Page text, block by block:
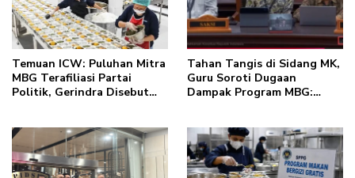
Temuan ICW: Puluhan Mitra
MBG Terafiliasi Partai
Politik, Gerindra Disebut
Tahan Tangis di Sidang MK,
Guru Soroti Dugaan
Dampak Program MBG: